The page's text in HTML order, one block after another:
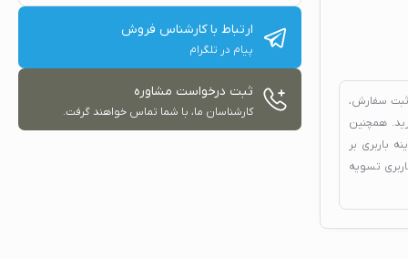
سفارش،
همچنین
باربری بر
تسویه
ارتباط با کارشناس فروش
پیام در تلگرام
ثبت درخواست مشاوره
کارشناسان ما، با شما تماس خواهند گرفت.